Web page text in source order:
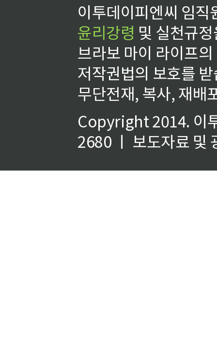
이투데이피엔씨 임
윤리강령 및 실천규
브라보 마이 라이프
저작권법의 보호를
무단전재, 복사, 재배
Copyright 2014. 이
2680 ㅣ 보도자료